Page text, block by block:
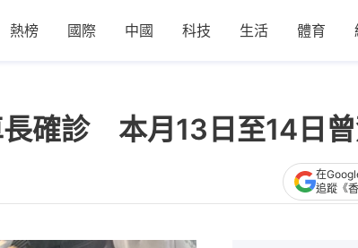
熱榜 國際 中國 科技 生活 體育
確診 本月13日至14日
在
追蹤《